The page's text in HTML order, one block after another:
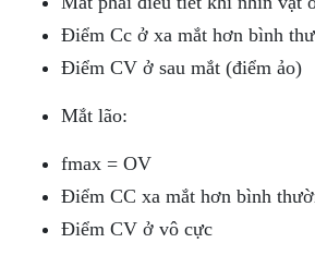
Điểm Cc ở xa mắt hơn bình
Điểm CV ở sau mắt (điểm ảo)
Mắt lão:
fmax = OV
Điểm CC xa mắt hơn bình
Điểm CV ở vô cực